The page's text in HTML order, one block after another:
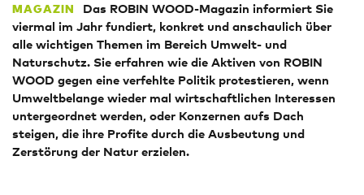
MAGAZIN
Das ROBIN WOOD-Magazin informiert Sie
viermal im Jahr fundiert, konkret und anschaulich über
alle wichtigen Themen im Bereich Umwelt- und
Naturschutz. Sie erfahren wie die Aktiven von ROBIN
WOOD gegen eine verfehlte Politik protestieren, wenn
Umweltbelange wieder mal wirtschaftlichen Interessen
untergeordnet werden, oder Konzernen aufs Dach
steigen, die ihre Profite durch die Ausbeutung und
Zerstörung der Natur erzielen.